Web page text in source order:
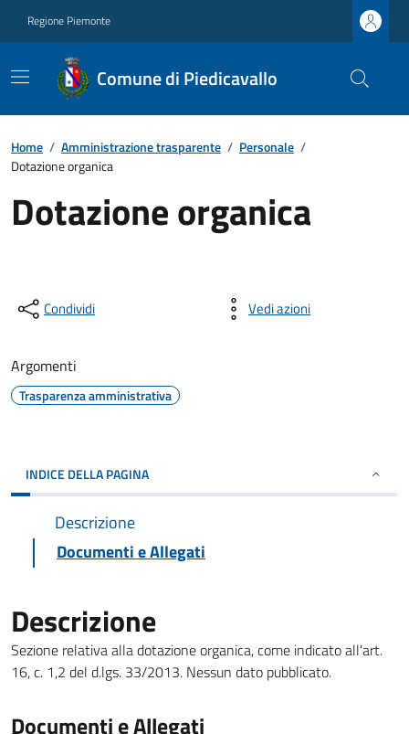
Regione Piemonte
Comune di Piedicavallo
Home / Amministrazione trasparente / Personale /
Dotazione organica
Dotazione organica
Condividi Vedi azioni
Argomenti
Trasparenza amministrativa
INDICE DELLA PAGINA
Descrizione
Documenti e Allegati
Descrizione
Sezione relativa alla dotazione organica, come indicato all'art.
16, c. 1,2 del d.lgs. 33/2013. Nessun dato pubblicato.
Documenti e Allegati